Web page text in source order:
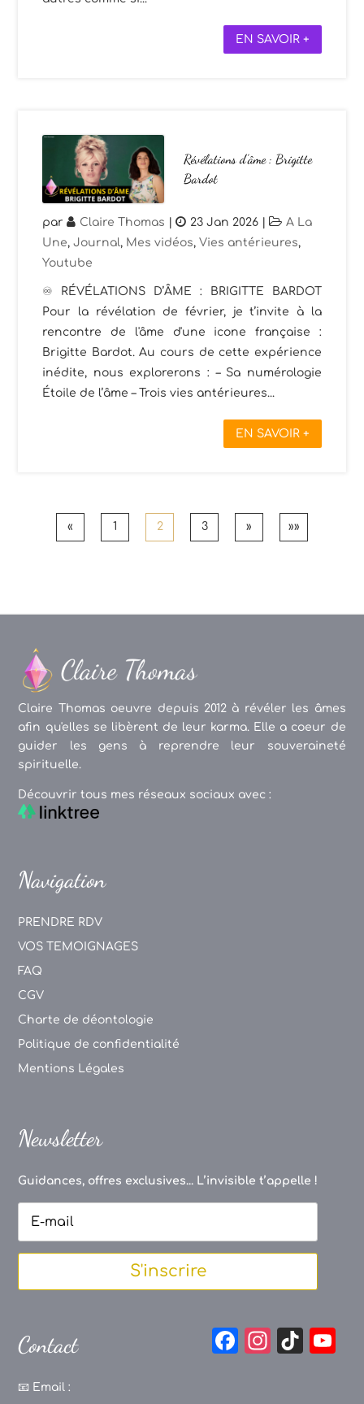
EN SAVOIR +
Révélations d’âme : Brigitte
Bardot
par Claire Thomas | 23 Jan 2026 |
A La
Une,Journal, Mes vidéos,Vies antérieures,
Youtube
♾️ RÉVÉLATIONS D’ÂME : BRIGITTE BARDOT
Pour la révélation de février, je t’invite à la
rencontre de l'âme d'une icone française :
Brigitte Bardot. Au cours de cette expérience
inédite, nous explorerons : – Sa numérologie
Étoile de l’âme – Trois vies antérieures...
EN SAVOIR +
« 1 2 3 » »»
Claire Thomas oeuvre depuis 2012 à révéler les âmes
afin qu'elles se libèrent de leur karma. Elle a coeur de
guider les gens à reprendre leur souveraineté
spirituelle.
Découvrir tous mes réseaux sociaux avec :
Navigation
PRENDRE RDV
VOS TEMOIGNAGES
FAQ
CGV
Charte de déontologie
Politique de confidentialité
Mentions Légales
Newsletter
Guidances, offres exclusives... L’invisible t’appelle !
S'inscrire
Contact
📧 Email :
F
In
Ti